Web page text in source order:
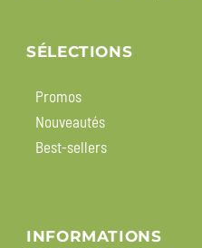
SÉLECTIONS
Promos
Nouveautés
Best-sellers
INFORMATIONS